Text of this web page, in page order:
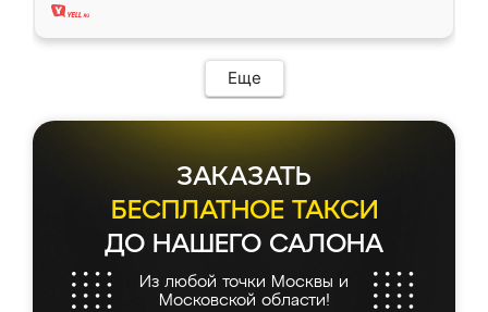
Еще
ЗАКАЗАТЬ
БЕСПЛАТНОЕ ТАКСИ
ДО НАШЕГО САЛОНА
Из любой точки Москвы и
Московской области!